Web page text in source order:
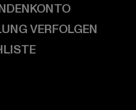
VERFOLGEN